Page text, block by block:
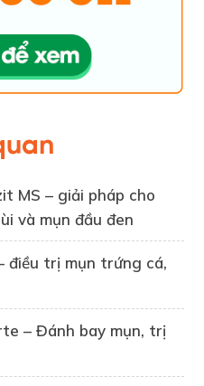
MS – giải pháp cho
và mụn đầu đen
điều trị mụn trứng cá,
– Đánh bay mụn, trị